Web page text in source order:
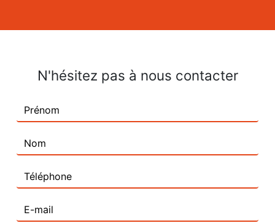
N'hésitez pas à nous contacter